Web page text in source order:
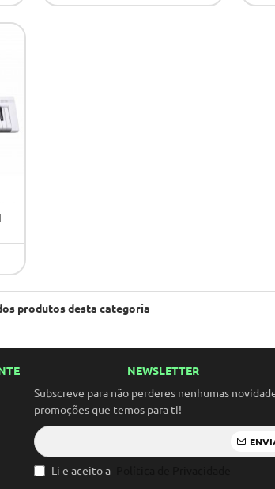
BLUE
produtos desta categoria
NEWSLETTER
Subscreve para não perderes nenhumas
promoções que temos para ti!
Li e aceito a